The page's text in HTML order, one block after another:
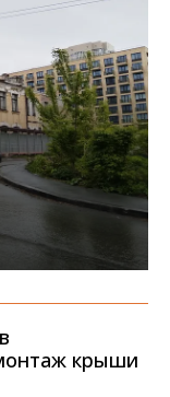
крыши